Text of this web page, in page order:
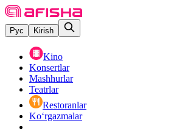
Рус Kirish
Kino
Konsertlar
Mashhurlar
Teatrlar
Restoranlar
Ko‘rgazmalar